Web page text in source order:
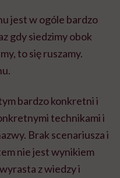
jest w ogóle bardzo
gdy siedzimy obok
to się ruszamy.
bardzo konkretni i
technikami i
Brak scenariusza i
nie jestwynikiem
z wiedzy i